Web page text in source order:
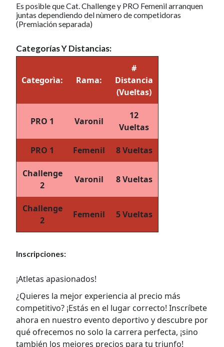
Es posible que Cat. Challenge y PRO Femenil arranquen
juntas dependiendo del nùmero de competidoras
(Premiación separada)
Categorías Y Distancias:
Categorìa: Rama:
#
Distancia
(Vueltas)
PRO 1 Varonil
12
Vueltas
PRO 1 Femenil 8 Vueltas
Challenge
2
Varonil 8 Vueltas
Challenge
2
Femenil 5 Vueltas
Inscripciones:
¡Atletas apasionados!
¿Quieres la mejor experiencia al precio más
competitivo? ¡Estás en el lugar correcto! Inscríbete
ahora en nuestro evento deportivo y descubre por
qué ofrecemos no solo la carrera perfecta, ¡sino
también los mejores precios para tu triunfo!